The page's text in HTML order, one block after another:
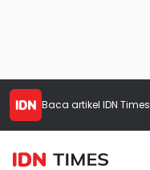
Baca artikel IDN Times